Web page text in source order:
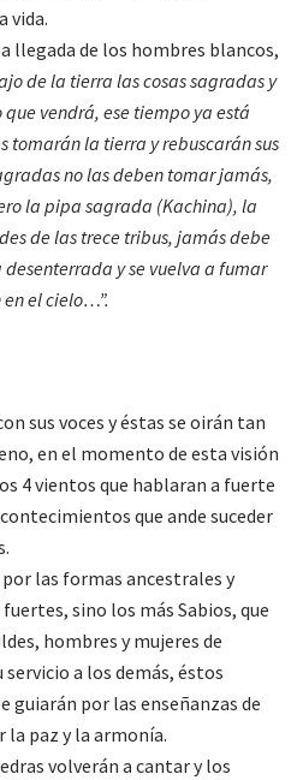
vida.
llegada de los hombres blancos,
de la tierra las cosas sagradas y
vendrá, ese tiempo ya está
tomarán la tierra y rebuscarán sus
no las deben tomar jamás,
la pipa sagrada (Kachina), la
de las trece tribus, jamás debe
y se vuelva a fumar
el cielo…”.
sus voces y éstas se oirán tan
en el momento de esta visión
4 vientos que hablaran a fuerte
que ande suceder
las formas ancestrales y
sino los más Sabios, que
hombres y mujeres de
a los demás, éstos
guiarán por las enseñanzas de
paz y la armonía.
volverán a cantar y los